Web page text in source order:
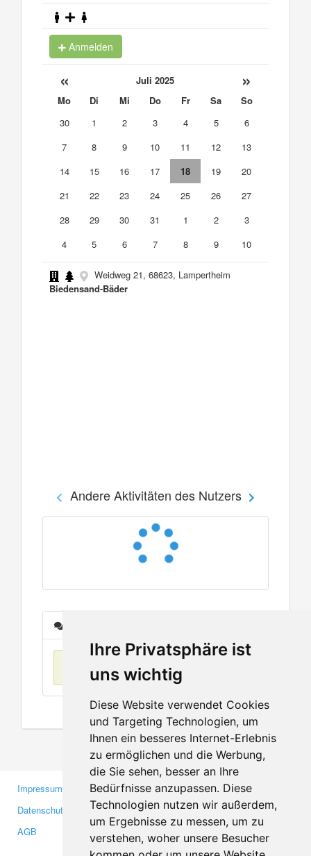
Ihre Privatsphäre ist
uns wichtig
Diese Website verwendet Cookies
und Targeting Technologien, um
Ihnen ein besseres Internet-Erlebnis
zu ermöglichen und die Werbung,
die Sie sehen, besser an Ihre
Bedürfnisse anzupassen. Diese
Technologien nutzen wir außerdem,
um Ergebnisse zu messen, um zu
verstehen, woher unsere Besucher
Anmelden
« Juli 2025 »
Mo Di Mi Do Fr Sa
So
30
1 2 3 4 5
6
7
8 9 10 11 12
13
14
15 16 17 18 19
20
21
22 23 24 25 26
27
28
29 30 31 1 2
3
4
5 6 7 8 9 10
Weidweg 21, 68623, Lampertheim
Biedensand-Bäder
Andere Aktivitäten des Nutzers
Keine Einträge
Impressum
Datenschutzerklärung
AGB
Gewerbetreibende
Investoren
Medien